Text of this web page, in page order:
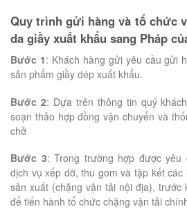
Quy trình gửi hàng và tổ chức
da giầy xuất khẩu sang Pháp
Bước 1: Khách hàng gửi yêu cầu gửi
sản phẩm giầy dép xuất khẩu.
Bước 2: Dựa trên thông tin quý
soạn thảo hợp đồng vận chuyển và
chở
Bước 3: Trong trường hợp được yêu
dịch vụ xếp dỡ, thu gom và tập kết
sản xuất (chặng vận tải nội địa), trước
để tiến hành tổ chức chặng vận tải